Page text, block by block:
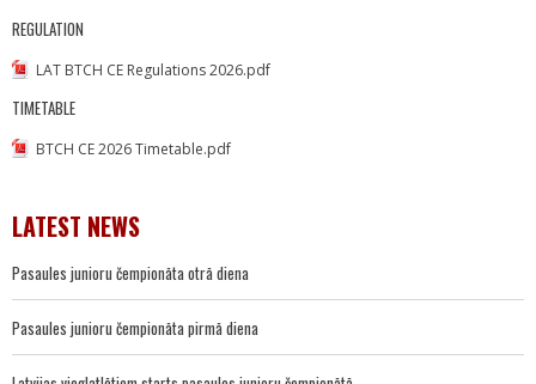
REGULATION
LAT BTCH CE Regulations 2026.pdf
TIMETABLE
BTCH CE 2026 Timetable.pdf
LATEST NEWS
Pasaules junioru čempionāta otrā diena
Pasaules junioru čempionāta pirmā diena